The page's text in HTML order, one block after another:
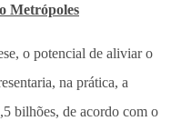
Metrópoles
o potencial de aliviar o
na prática, a
bilhões, de acordo com o